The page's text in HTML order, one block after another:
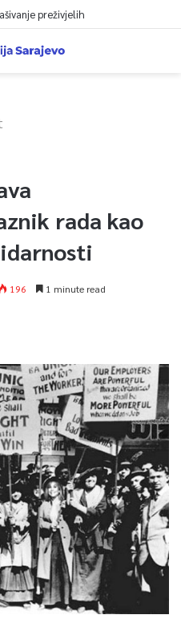
preživjelih
rada kao
196 1 minute read